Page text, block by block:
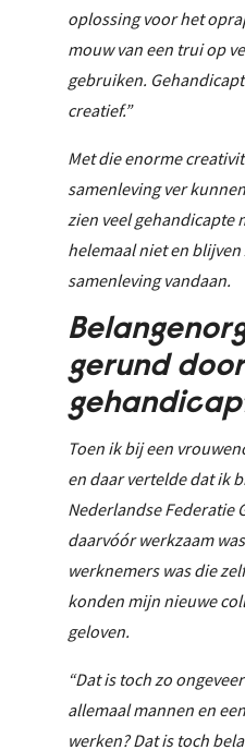
oplossing voor het
mouw van een trui op
gebruiken.
creatief.”
Met die enorme
samenleving ver
zien veel gehandicapte
helemaal niet en blijven
samenleving vandaan.
gerund door
Toen ik bij een
en daar vertelde dat ik
Nederlandse Federatie
daarvóór werkzaam
werknemers was die
konden mijn nieuwe
geloven.
“Dat is toch zo
allemaal mannen en
werken? Dat is toch